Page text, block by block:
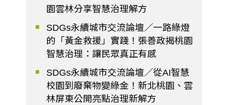
園雲林分享智慧治理解方
SDGs永續城市交流論壇／一路綠燈
的「黃金救援」實踐！張善政揭桃園
智慧治理：讓民眾真正有感
SDGs永續城市交流論壇／從AI智慧
校園到廢棄物變綠金！新北桃園、雲
林屏東公開亮點治理新解方